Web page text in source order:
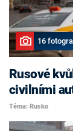
16
Rusové
civilními
Téma: Rusko